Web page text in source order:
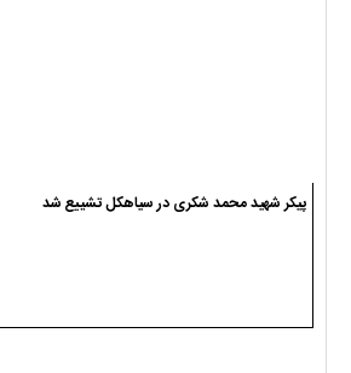
پیکر شهید محمد شکری در سیاهکل تشییع شد